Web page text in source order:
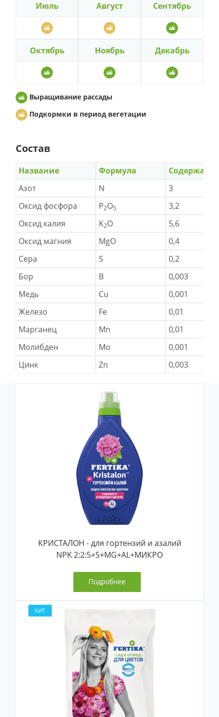
Июль Август Сентябрь
Октябрь Ноябрь Декабрь
Выращивание рассады
Подкормки в период вегетации
Состав
Название Формула
Азот
N
3
Оксид фосфора
P2O5
3,2
Оксид калия
K2O
5,6
Оксид магния
MgO
0,4
Сера
S
0,2
Бор
B
0,003
Медь
Cu
0,001
Железо
Fe
0,01
Марганец
Mn
0,01
Молибден
Mo
0,001
Цинк
Zn 0,003
КРИСТАЛОН - для гортензий и азалий
NPK 2:2:5+S+MG+AL+МИКРО
Подробнее
ХИТ